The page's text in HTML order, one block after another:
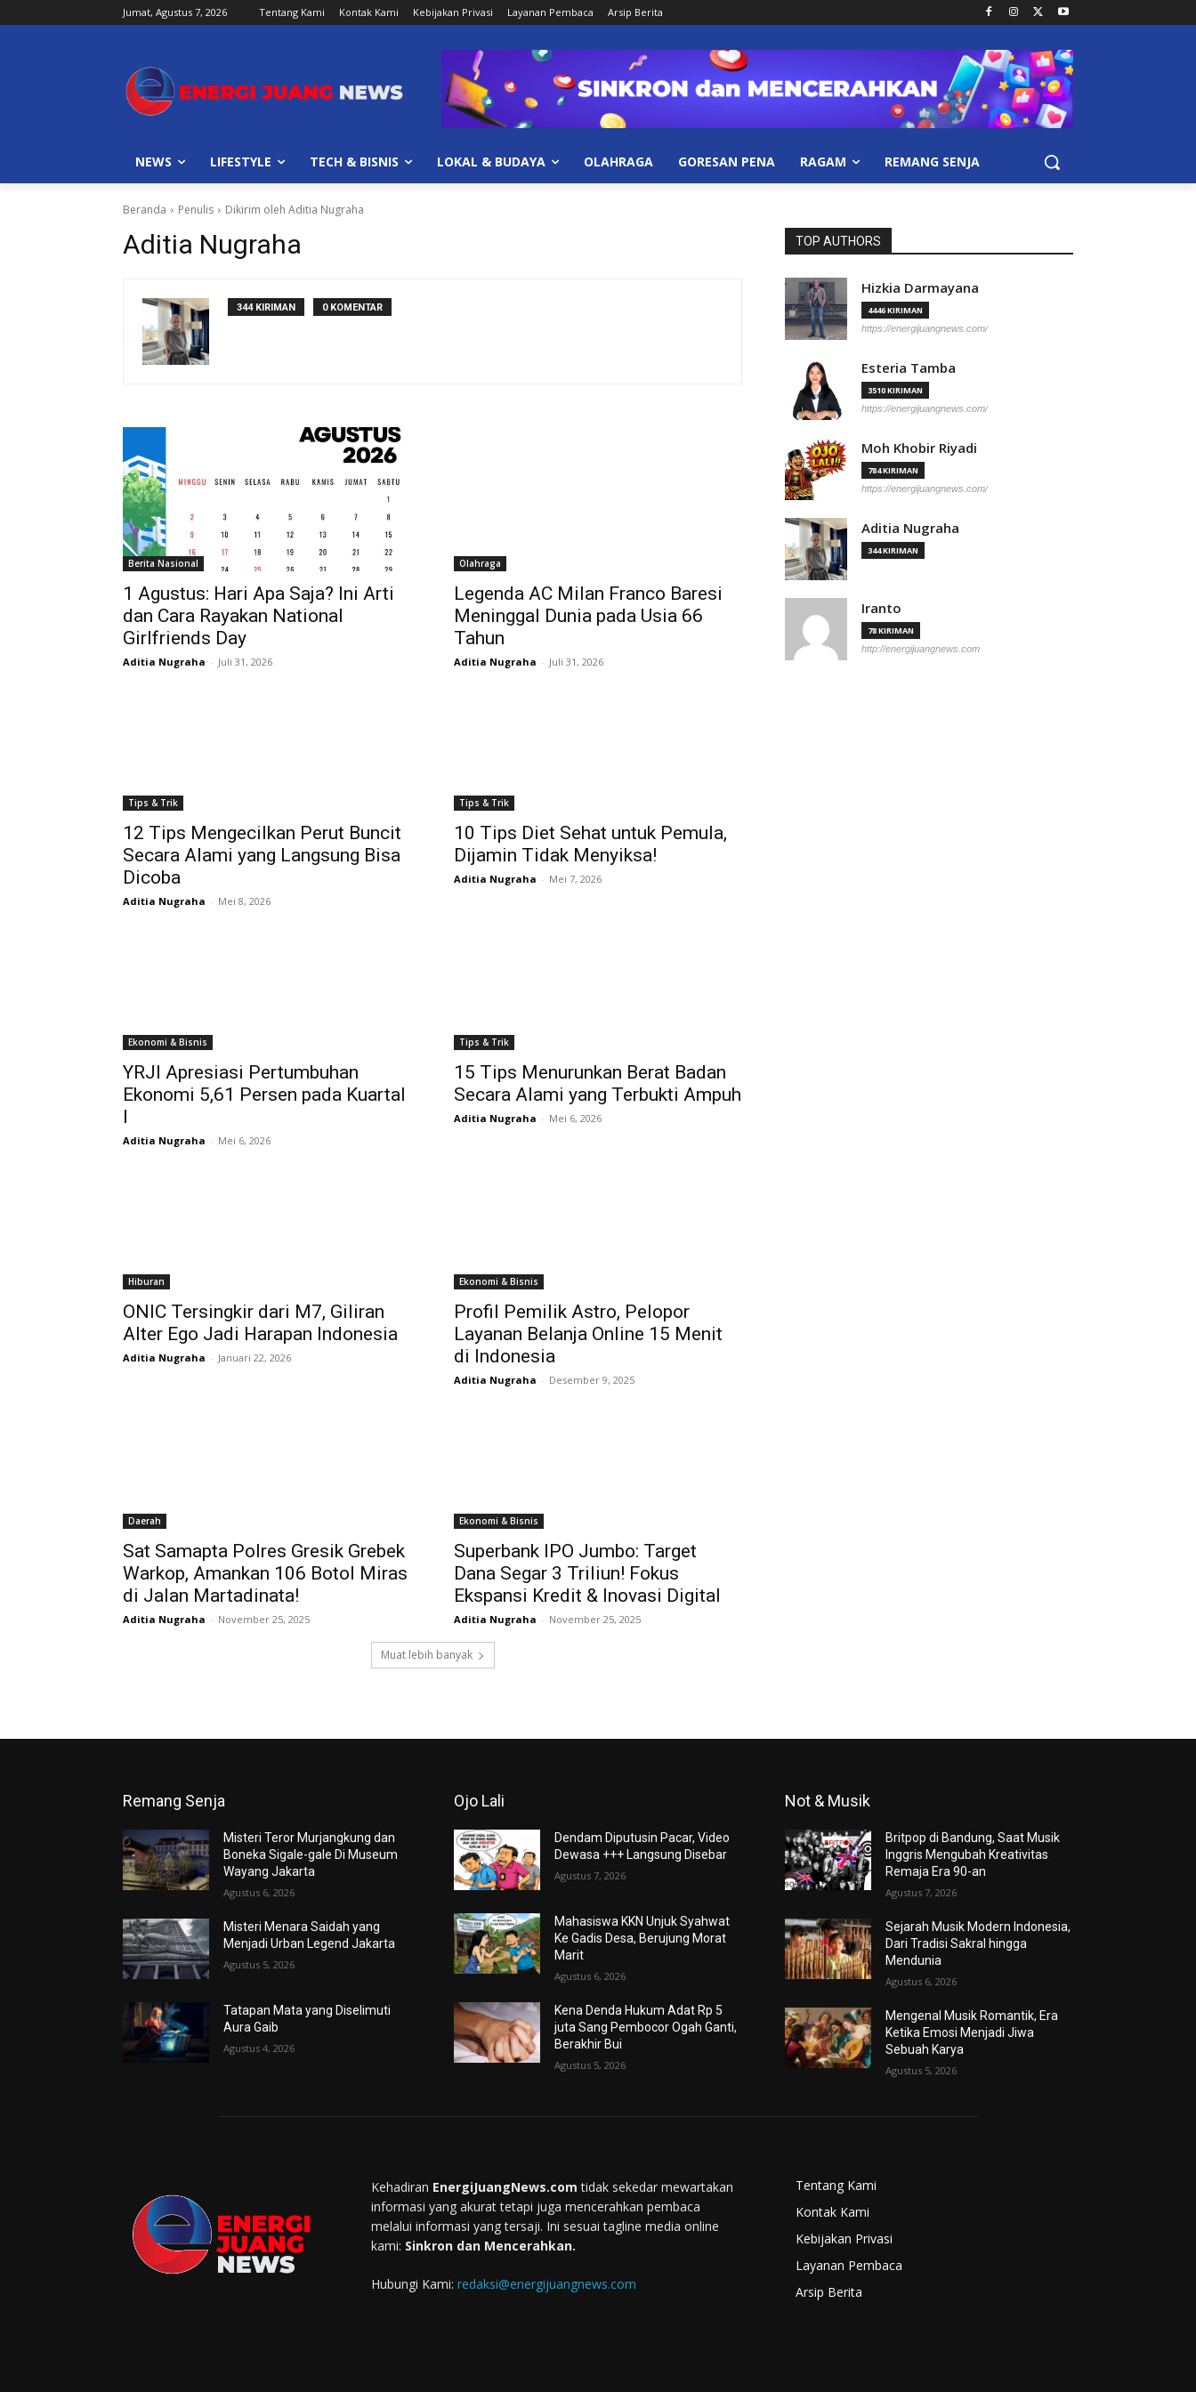
Jumat, Agustus 7, 2026 Tentang Kami Kontak Kami Kebijakan Privasi Layanan Pembaca Arsip Berita
NEWS LIFESTYLE TECH & BISNIS LOKAL & BUDAYA OLAHRAGA GORESAN PENA RAGAM REMANG SENJA
Beranda Penulis Dikirim oleh Aditia Nugraha
Aditia Nugraha
344 KIRIMAN 0 KOMENTAR
Berita Nasional
1 Agustus: Hari Apa Saja? Ini Arti
dan Cara Rayakan National
Girlfriends Day
Aditia Nugraha - Juli 31, 2026
Olahraga
Legenda AC Milan Franco Baresi
Meninggal Dunia pada Usia 66
Tahun
Aditia Nugraha - Juli 31, 2026
Tips & Trik
12 Tips Mengecilkan Perut Buncit
Secara Alami yang Langsung Bisa
Dicoba
Aditia Nugraha - Mei 8, 2026
Tips & Trik
10 Tips Diet Sehat untuk Pemula,
Dijamin Tidak Menyiksa!
Aditia Nugraha - Mei 7, 2026
Ekonomi & Bisnis
YRJI Apresiasi Pertumbuhan
Ekonomi 5,61 Persen pada Kuartal
I
Aditia Nugraha - Mei 6, 2026
Tips & Trik
15 Tips Menurunkan Berat Badan
Secara Alami yang Terbukti Ampuh
Aditia Nugraha - Mei 6, 2026
Hiburan
ONIC Tersingkir dari M7, Giliran
Alter Ego Jadi Harapan Indonesia
Aditia Nugraha - Januari 22, 2026
Ekonomi & Bisnis
Profil Pemilik Astro, Pelopor
Layanan Belanja Online 15 Menit
di Indonesia
Aditia Nugraha - Desember 9, 2025
Daerah
Sat Samapta Polres Gresik Grebek
Warkop, Amankan 106 Botol Miras
di Jalan Martadinata!
Aditia Nugraha - November 25, 2025
Ekonomi & Bisnis
Superbank IPO Jumbo: Target
Dana Segar 3 Triliun! Fokus
Ekspansi Kredit & Inovasi Digital
Aditia Nugraha - November 25, 2025
Muat lebih banyak
TOP AUTHORS
Hizkia Darmayana
4446 KIRIMAN
https://energijuangnews.com/
Esteria Tamba
3510 KIRIMAN
https://energijuangnews.com/
Moh Khobir Riyadi
784 KIRIMAN
https://energijuangnews.com/
Aditia Nugraha
344 KIRIMAN
Iranto
78 KIRIMAN
http://energijuangnews.com
Remang Senja
Misteri Teror Murjangkung dan
Boneka Sigale-gale Di Museum
Wayang Jakarta
Agustus 6, 2026
Misteri Menara Saidah yang
Menjadi Urban Legend Jakarta
Agustus 5, 2026
Tatapan Mata yang Diselimuti
Aura Gaib
Agustus 4, 2026
Ojo Lali
Dendam Diputusin Pacar, Video
Dewasa +++ Langsung Disebar
Agustus 7, 2026
Mahasiswa KKN Unjuk Syahwat
Ke Gadis Desa, Berujung Morat
Marit
Agustus 6, 2026
Kena Denda Hukum Adat Rp 5
juta Sang Pembocor Ogah Ganti,
Berakhir Bui
Agustus 5, 2026
Not & Musik
Britpop di Bandung, Saat Musik
Inggris Mengubah Kreativitas
Remaja Era 90-an
Agustus 7, 2026
Sejarah Musik Modern Indonesia,
Dari Tradisi Sakral hingga
Mendunia
Agustus 6, 2026
Mengenal Musik Romantik, Era
Ketika Emosi Menjadi Jiwa
Sebuah Karya
Agustus 5, 2026
Kehadiran EnergiJuangNews.com tidak sekedar mewartakan
informasi yang akurat tetapi juga mencerahkan pembaca
melalui informasi yang tersaji. Ini sesuai tagline media online
kami: Sinkron dan Mencerahkan.
Hubungi Kami: redaksi@energijuangnews.com
Tentang Kami
Kontak Kami
Kebijakan Privasi
Layanan Pembaca
Arsip Berita